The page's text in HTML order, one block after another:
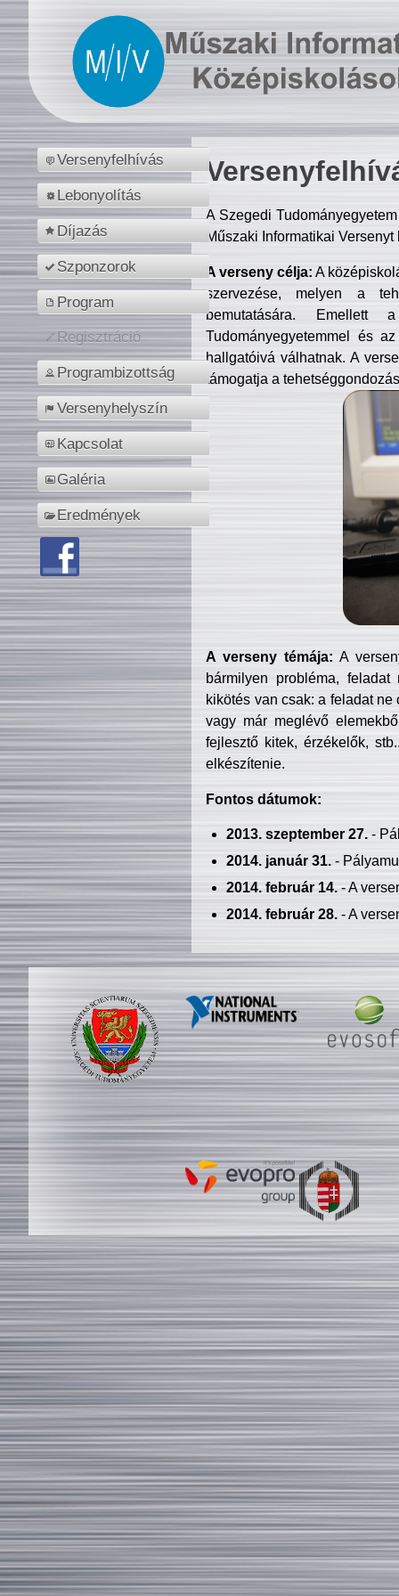
Versenyfelhívás
Lebonyolítás
Díjazás
Szponzorok
Program
Regisztráció
Programbizottság
Versenyhelyszín
Kapcsolat
Galéria
Eredmények
A Szegedi
Műszaki Informatikai
A verseny célja: A
szervezése, melyen a
bemutatására. Emellett
Tudományegyetemmel és
hallgatóivá válhatnak. A
támogatja a
A verseny témája: A
bármilyen probléma, feladat
kikötés van csak: a feladat
vagy már meglévő
fejlesztő kitek, érzékelők,
elkészítenie.
Fontos dátumok:
2013. szeptember 27.-
2014. január 31.-
2014. február 14.- A
2014. február 28.- A